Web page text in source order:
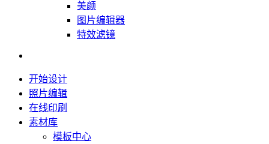
美颜
图片编辑器
特效滤镜
开始设计
照片编辑
在线印刷
素材库
模板中心